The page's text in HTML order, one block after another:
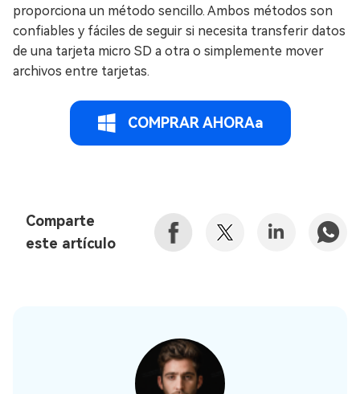
proporciona un método sencillo. Ambos métodos son
confiables y fáciles de seguir si necesita transferir datos
de una tarjeta micro SD a otra o simplemente mover
archivos entre tarjetas.
COMPRAR AHORAa
Comparte
este artículo